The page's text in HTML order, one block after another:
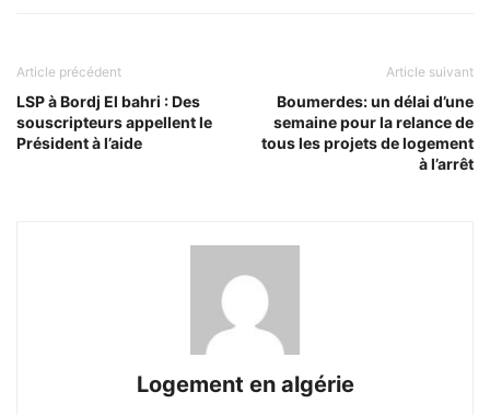
Article précédent
LSP à Bordj El bahri : Des
souscripteurs appellent le
Président à l’aide
Article suivant
Boumerdes: un délai d’une
semaine pour la relance de
tous les projets de logement
à l’arrêt
Logement en algérie